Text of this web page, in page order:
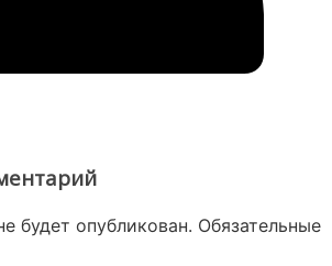
будет опубликован. Обязательные